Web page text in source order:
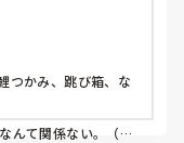
つかみ、跳び箱、な
んて関係ない。（日